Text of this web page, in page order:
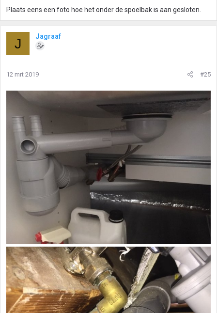
Plaats eens een foto hoe het onder de spoelbak is aan gesloten.
J Jagraaf
12 mrt 2019 #25